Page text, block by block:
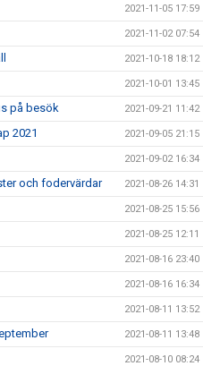
2021-11-05 17:59
2021-11-02 07:54
2021-10-18 18:12
2021-10-01 13:45
på besök 2021-09-21 11:42
2021 2021-09-05 21:15
2021-09-02 16:34
och fodervärdar 2021-08-26 14:31
2021-08-25 15:56
2021-08-25 12:11
2021-08-16 23:40
2021-08-16 16:34
2021-08-11 13:52
2021-08-11 13:48
2021-08-10 08:24